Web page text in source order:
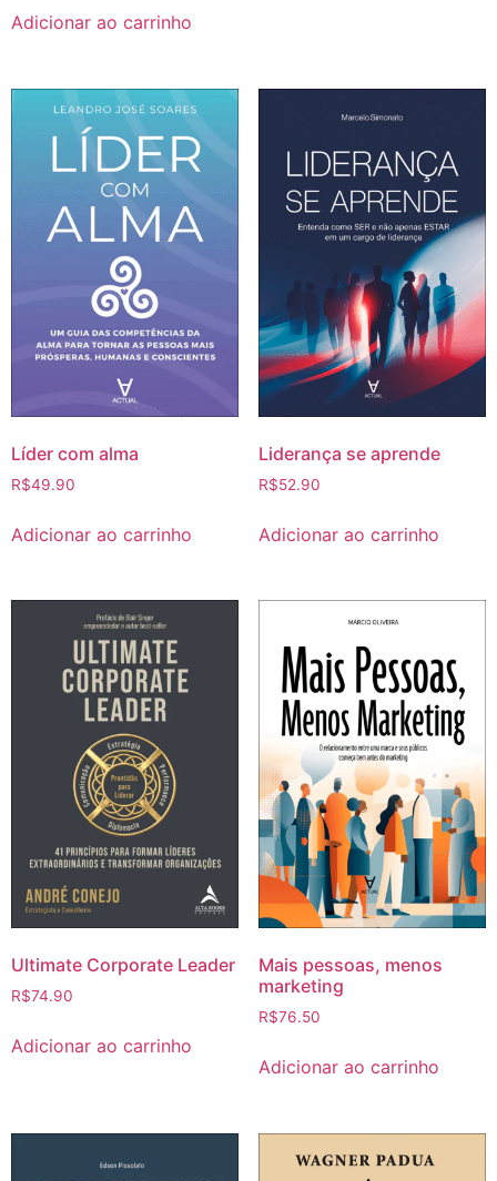
Adicionar ao carrinho
Líder com alma
R$49.90
Adicionar ao carrinho
Liderança se aprende
R$52.90
Adicionar ao carrinho
Ultimate Corporate Leader
R$74.90
Adicionar ao carrinho
Mais pessoas, menos
marketing
R$76.50
Adicionar ao carrinho